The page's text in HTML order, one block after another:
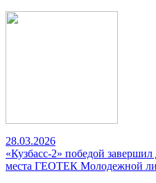
28.03.2026
«Кузбасс-2» победой
места ГЕОТЕК Молодежной